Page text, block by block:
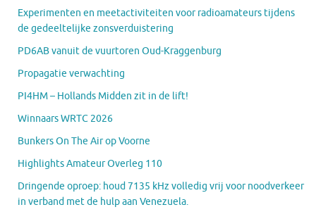
Experimenten en meetactiviteiten voor radioamateurs tijdens
de gedeeltelijke zonsverduistering
PD6AB vanuit de vuurtoren Oud-Kraggenburg
Propagatie verwachting
PI4HM – Hollands Midden zit in de lift!
Winnaars WRTC 2026
Bunkers On The Air op Voorne
Highlights Amateur Overleg 110
Dringende oproep: houd 7135 kHz volledig vrij voor noodverkeer
in verband met de hulp aan Venezuela.